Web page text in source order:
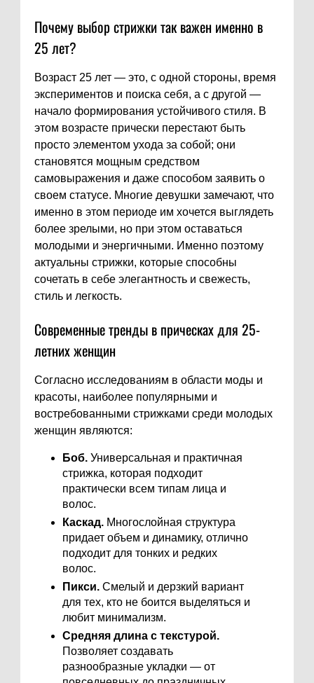
Почему выбор стрижки так важен именно в
25 лет?
Возраст 25 лет — это, с одной стороны, время
экспериментов и поиска себя, а с другой —
начало формирования устойчивого стиля. В
этом возрасте прически перестают быть
просто элементом ухода за собой; они
становятся мощным средством
самовыражения и даже способом заявить о
своем статусе. Многие девушки замечают, что
именно в этом периоде им хочется выглядеть
более зрелыми, но при этом оставаться
молодыми и энергичными. Именно поэтому
актуальны стрижки, которые способны
сочетать в себе элегантность и свежесть,
стиль и легкость.
Современные тренды в прическах для 25-
летних женщин
Согласно исследованиям в области моды и
красоты, наиболее популярными и
востребованными стрижками среди молодых
женщин являются:
Боб. Универсальная и практичная
стрижка, которая подходит
практически всем типам лица и
волос.
Каскад. Многослойная структура
придает объем и динамику, отлично
подходит для тонких и редких
волос.
Пикси. Смелый и дерзкий вариант
для тех, кто не боится выделяться и
любит минимализм.
Средняя длина с текстурой.
Позволяет создавать
разнообразные укладки — от